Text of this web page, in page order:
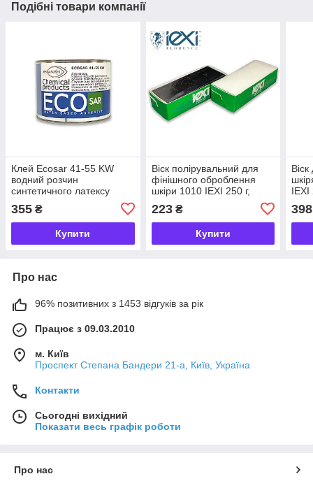
Подібні товари компанії
Клей Ecosar 41-55 KW
водний розчин
синтетичного латексу
(аналог Дісмакол) 400 мл
355 ₴
Купити
Віск полірувальний для
фінішного оброблення
шкіри 1010 IEXI 250 г,
223₴
Купити
IEXI
398
Про нас
96% позитивних з 1453 відгуків за рік
Працює з 09.03.2010
м. Київ
Проспект Степана Бандери 21-а, Київ, Україна
Контакти
Сьогодні вихідний
Показати весь графік роботи
Про нас